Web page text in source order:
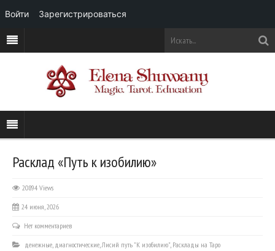
Расклад «Путь к изобилию»
20894 Views
24 июня, 2026
Нет комментариев
денежные, диагностические,Лисий путь "К изобилию", Расклады на Таро
Войти Зарегистрироваться